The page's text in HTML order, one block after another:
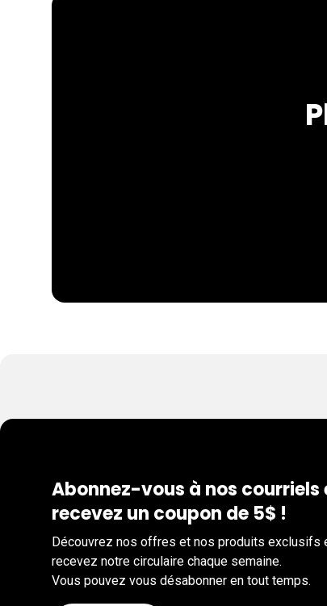
Abonnez-vous à nos courriels
recevez un coupon de 5$ !
Découvrez nos offres et nos produits exclusifs
recevez notre circulaire chaque semaine.
Vous pouvez vous désabonner en tout temps.